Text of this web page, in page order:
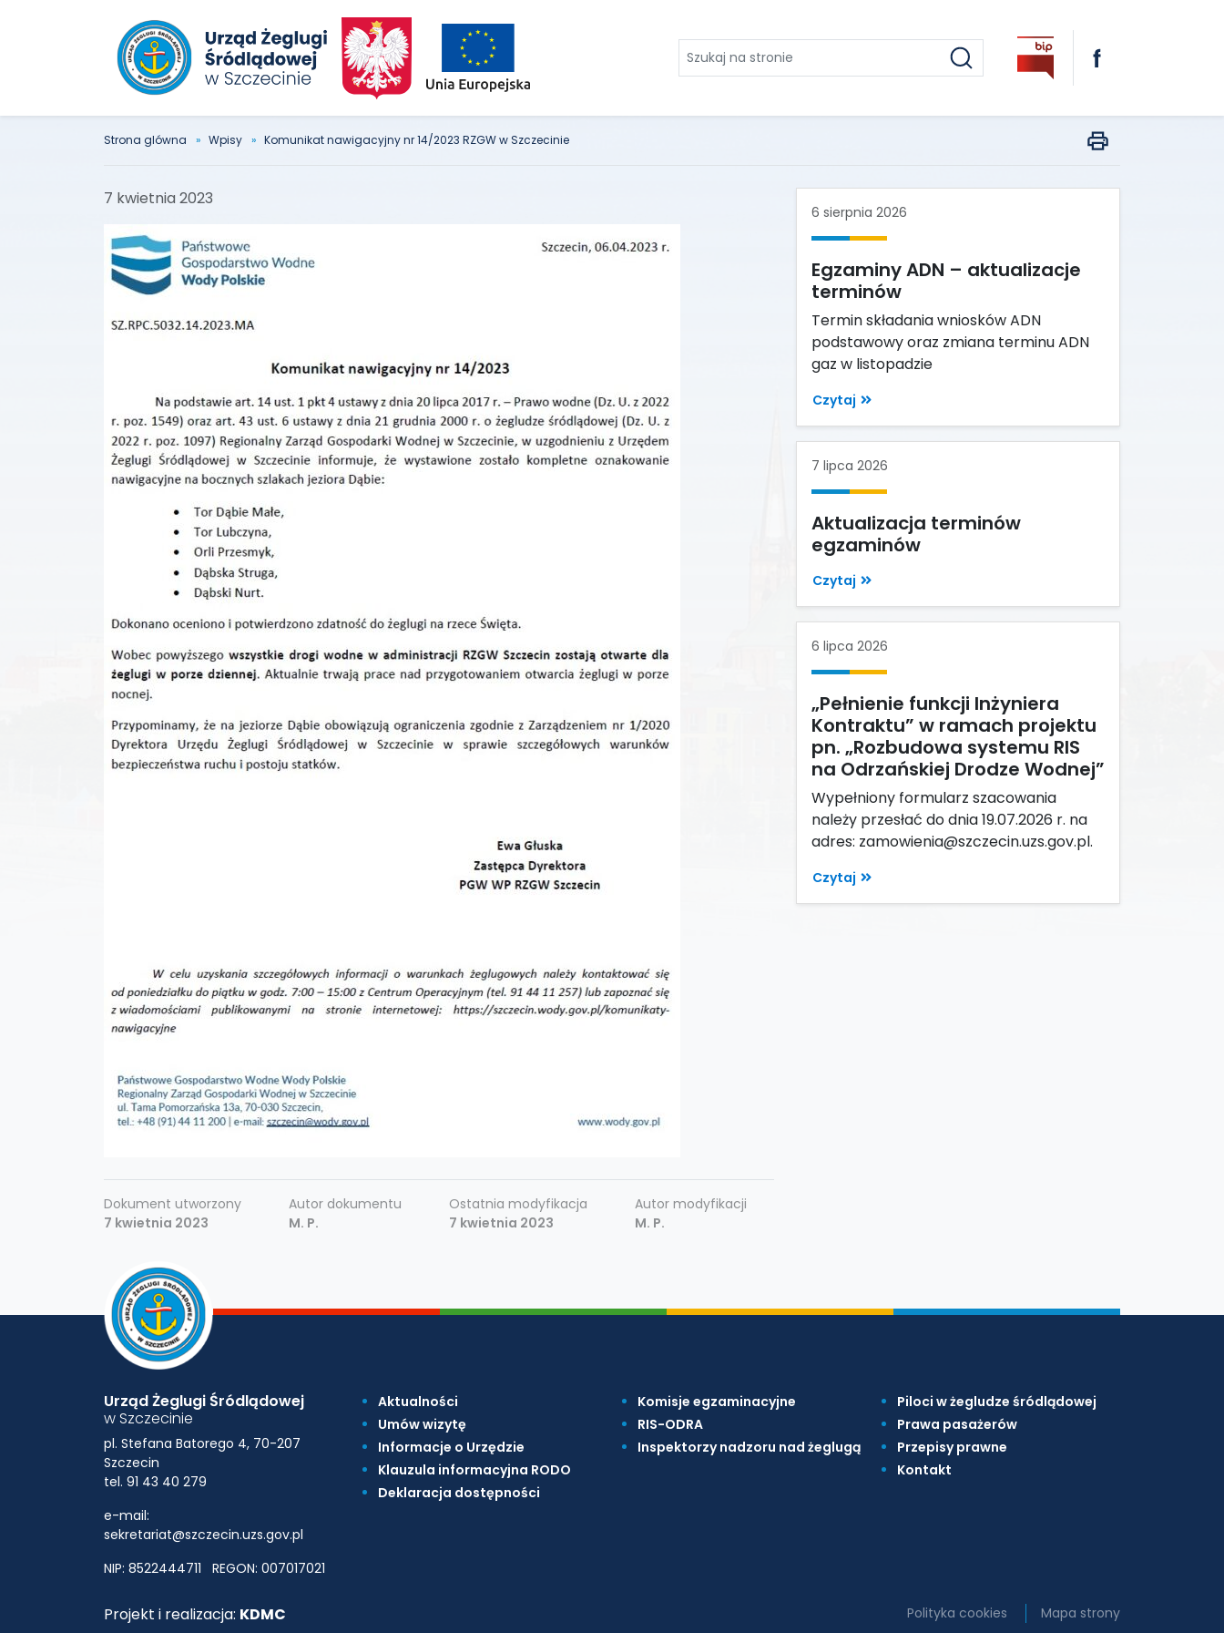
Szukaj
na
Strona glówna Wpisy Komunikat nawigacyjny nr 14/2023 RZGW w Szczecinie
7 kwietnia 2023
Dokument utworzony
7 kwietnia 2023
Autor dokumentu
M. P.
Ostatnia modyfikacja
7 kwietnia 2023
Autor modyfikacji
M. P.
6 sierpnia 2026
Egzaminy ADN – aktualizacje
terminów
Termin składania wniosków ADN
podstawowy oraz zmiana terminu ADN
gaz w listopadzie
Czytaj
7 lipca 2026
Aktualizacja terminów
egzaminów
Czytaj
6 lipca 2026
„Pełnienie funkcji Inżyniera
Kontraktu” w ramach projektu
pn. „Rozbudowa systemu RIS
na Odrzańskiej Drodze Wodnej”
Wypełniony formularz szacowania
należy przesłać do dnia 19.07.2026 r. na
adres: zamowienia@szczecin.uzs.gov.pl.
Czytaj
Urząd Żeglugi Śródlądowej
w Szczecinie
pl. Stefana Batorego 4, 70-207
Szczecin
tel. 91 43 40 279
e-mail:
sekretariat@szczecin.uzs.gov.pl
NIP: 8522444711
REGON: 007017021
Aktualności
Umów wizytę
Informacje o Urzędzie
Klauzula informacyjna RODO
Deklaracja dostępności
Komisje egzaminacyjne
RIS-ODRA
Inspektorzy nadzoru nad żeglugą
Piloci w żegludze śródlądowej
Prawa pasażerów
Przepisy prawne
Kontakt
Projekt i realizacja: KDMC Polityka cookies Mapa strony